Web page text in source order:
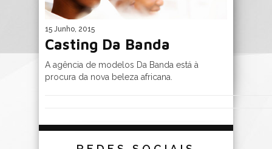
15 Junho, 2015
Casting Da Banda
A agência de modelos Da Banda está à
procura da nova beleza africana.